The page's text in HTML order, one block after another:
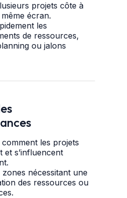
projets côte à
écran.
les
de ressources,
ou jalons
les projets
et s’influencent
zones nécessitant une
des ressources ou